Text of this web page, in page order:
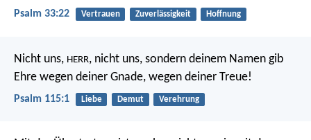
Psalm 33:22 Vertrauen Zuverlässigkeit Hoffnung
Nicht uns, HERR, nicht uns, sondern deinem Namen gib
Ehre wegen deiner Gnade, wegen deiner Treue!
Psalm 115:1 Liebe Demut Verehrung